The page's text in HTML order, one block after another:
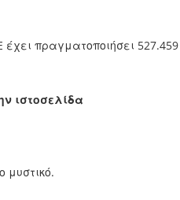
πραγματοποιήσει 527.459
ιστοσελίδα